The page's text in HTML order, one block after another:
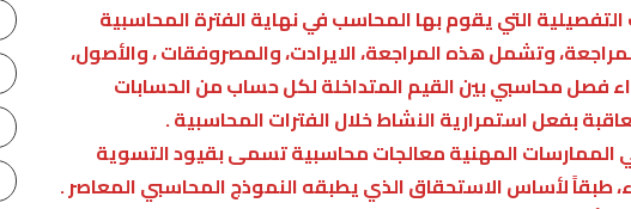
التفصيلية التي يقوم بها المحاسب في نهاية الفترة المحاسبية
وتشمل هذه المراجعة، الايرادت، والمصروفقات ، والأصول،
فصل محاسبي بين القيم المتداخلة لكل حساب من الحسابات
بفعل استمرارية النشاط خلال الفترات المحاسبية .
المهنية معالجات محاسبية تسمى بقيود التسوية
طبقاً لأساس الاستحقاق الذي يطبقه النموذج المحاسبي المعاصر .